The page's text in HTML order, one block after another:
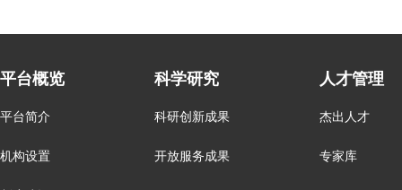
平台概览
平台简介
机构设置
科学研究
科研创新成果
开放服务成果
人才管理
杰出人才
专家库